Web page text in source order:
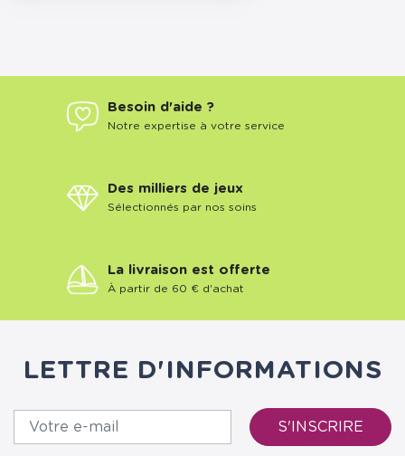
Besoin d'aide ?
Notre expertise à votre service
Des milliers de jeux
Sélectionnés par nos soins
La livraison est offerte
À partir de 60 € d'achat
LETTRE D'INFORMATIONS